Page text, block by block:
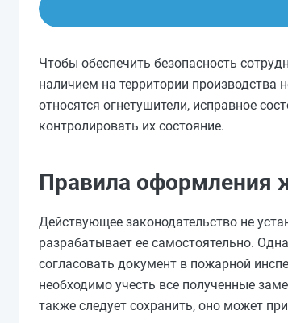
Чтобы обеспечить безопасность
наличием на территории
относятся огнетушители, исправное
контролировать их состояние.
Правила оформления
Действующее законодательство не
разрабатывает ее самостоятельно.
согласовать документ в пожарной
необходимо учесть все полученные
также следует сохранить, оно может